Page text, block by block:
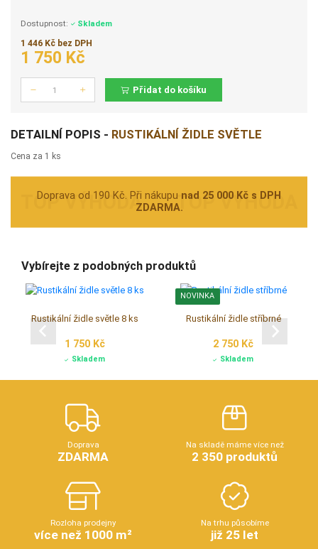
Dostupnost:
Skladem
1 446 Kč bez DPH
1 750 Kč
Přidat do košíku
DETAILNÍ POPIS - RUSTIKÁLNÍ ŽIDLE SVĚTLE
Cena za 1 ks
Doprava od 190 Kč. Při nákupu nad 25 000 Kč s DPH
ZDARMA.
Vybírejte z podobných produktů
Rustikální židle světle 8 ks
1 750 Kč
Skladem
NOVINKA
Rustikální židle stříbrné
2 750 Kč
Skladem
Doprava
ZDARMA
Na skladě máme více než
2 350 produktů
Rozloha prodejny
více než 1000 m²
Na trhu působíme
již 25 let